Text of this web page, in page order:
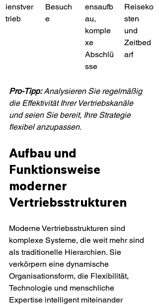
ienstver
trieb
Besuch
e
ensaufb
au,
komple
xe
Abschlü
sse
Reiseko
sten
und
Zeitbed
arf
Pro-Tipp: Analysieren Sie regelmäßig
die Effektivität Ihrer Vertriebskanäle
und seien Sie bereit, Ihre Strategie
flexibel anzupassen.
Aufbau und
Funktionsweise
moderner
Vertriebsstrukturen
Moderne Vertriebsstrukturen sind
komplexe Systeme, die weit mehr sind
als traditionelle Hierarchien. Sie
verkörpern eine dynamische
Organisationsform, die Flexibilität,
Technologie und menschliche
Expertise intelligent miteinander